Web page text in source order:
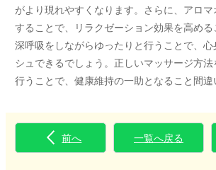
がより現れやすくなります。さらに、アロ
することで、リラクゼーション効果を高める
深呼吸をしながらゆったりと行うことで、
シュできるでしょう。正しいマッサージ方
行うことで、健康維持の一助となること間違
前へ 一覧へ戻る